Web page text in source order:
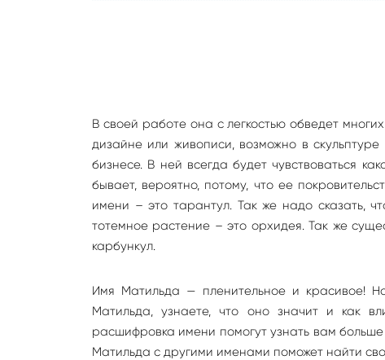
В своей работе она с легкостью обведет
дизайне или живописи, возможно в
бизнесе. В ней всегда будет чувствоваться
бывает, вероятно, потому, что ее
имени – это тарантул. Так же надо сказать,
тотемное растение – это орхидея. Так же
карбункул.
Имя Матильда — пленительное и красивое!
Матильда, узнаете, что оно значит и как
расшифровка имени помогут узнать вам
Матильда с другими именами поможет найти